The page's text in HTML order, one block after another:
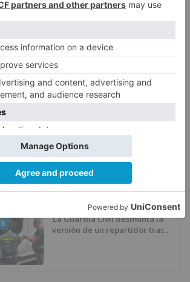
dejar atrás su aislamiento con el
inicio de la senda peatonal y
ciclista
3
Un hombre de 80 años resulta
herido en Burgos tras la colisión
4
La provincia de Burgos celebra
el día de su patrón
5
La Guardia Civil desmonta la
versión de un repartidor tras